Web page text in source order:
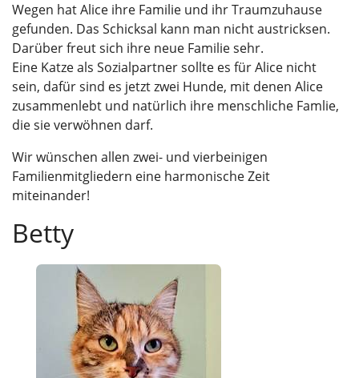
Wegen hat Alice ihre Familie und ihr Traumzuhause
gefunden. Das Schicksal kann man nicht austricksen.
Darüber freut sich ihre neue Familie sehr.
Eine Katze als Sozialpartner sollte es für Alice nicht
sein, dafür sind es jetzt zwei Hunde, mit denen Alice
zusammenlebt und natürlich ihre menschliche Famlie,
die sie verwöhnen darf.
Wir wünschen allen zwei- und vierbeinigen
Familienmitgliedern eine harmonische Zeit
miteinander!
Betty